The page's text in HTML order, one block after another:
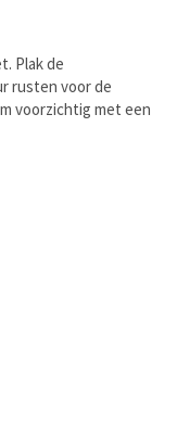
Plak de
rusten voor de
voorzichtig met een